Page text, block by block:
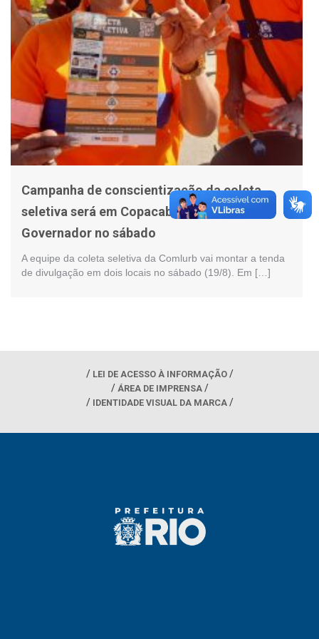
Campanha de conscientização da coleta
seletiva será em Copacabana e na Ilha do
Governador no sábado
A equipe da coleta seletiva da Comlurb vai montar a tenda
de divulgação em dois locais no sábado (19/8). Em […]
LEI DE ACESSO À INFORMAÇÃO
ÁREA DE IMPRENSA
IDENTIDADE VISUAL DA MARCA